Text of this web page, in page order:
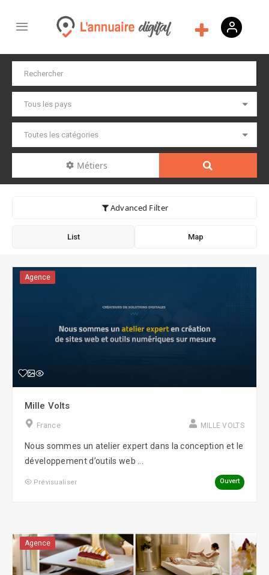
Métiers
Advanced Filter
List Map
Agence
Mille Volts
France MILLE VOLTS
Nous sommes un atelier expert dans la conception et le
développement d’outils web ...
Prévisualiser Ouvert
Agence